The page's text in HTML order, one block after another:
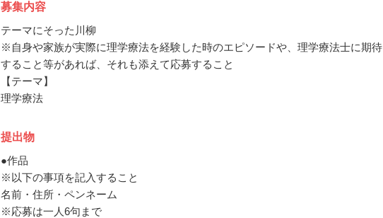
募集内容
テーマにそった川柳
※自身や家族が実際に理学療法を経験した時のエピソードや、理学療法士に期待
すること等があれば、それも添えて応募すること
【テーマ】
理学療法
提出物
●作品
※以下の事項を記入すること
名前・住所・ペンネーム
※応募は一人6句まで